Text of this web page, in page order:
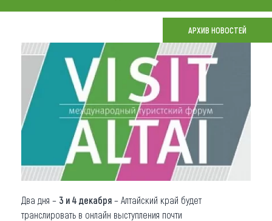
Карта
Что привезти (сувениры)
О регионе
Коллекция впечатлений
Другие рубрики
АРХИВ НОВОСТЕЙ
Два дня – 3 и 4 декабря – Алтайский край будет
транслировать в онлайн выступления почти